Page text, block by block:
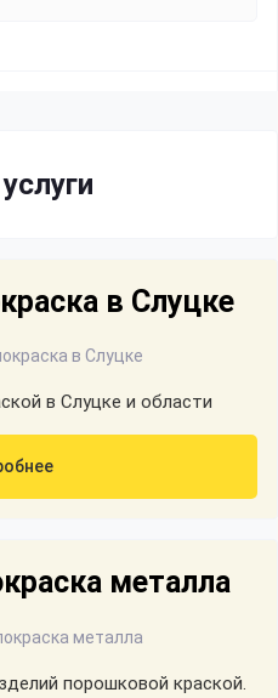
в Слуцке
в Слуцке и области
металла
порошковой краской.